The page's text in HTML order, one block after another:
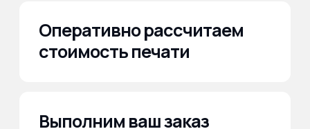
витрин магазинов под сезонные коллекции, limited
edition и спецакции.
автопарков, общественного транспорта,